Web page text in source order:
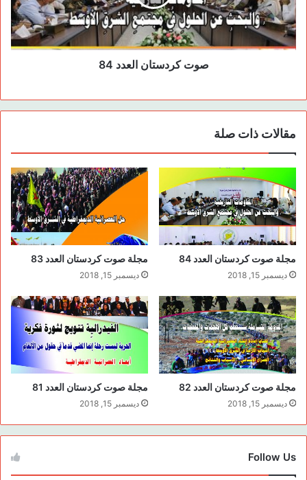
صوت كردستان العدد 84
مقالات ذات صلة
مجلة صوت كردستان العدد 84
ديسمبر 15, 2018
مجلة صوت كردستان العدد 83
ديسمبر 15, 2018
مجلة صوت كردستان العدد 82
ديسمبر 15, 2018
مجلة صوت كردستان العدد 81
ديسمبر 15, 2018
Follow Us